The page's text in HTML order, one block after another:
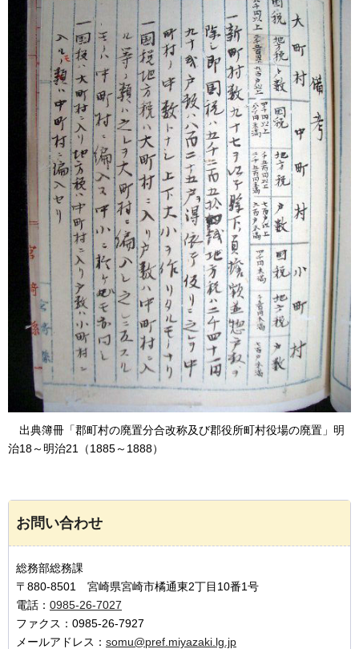
出典簿冊 「郡町村の廃置分合改称及び郡役所町村役場の廃置」明
治18～明治21（1885～1888）
お問い合わせ
総務部総務課
〒880-8501 宮崎県宮崎市橘通東2丁目10番1号
電話： 0985-26-7027
ファクス：0985-26-7927
メールアドレス： somu@pref.miyazaki.lg.jp